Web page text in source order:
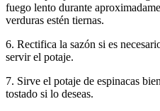
fuego lento durante
verduras estén tiernas.
6. Rectifica la sazón si es
servir el potaje.
7. Sirve el potaje de espinacas
tostado si lo deseas.